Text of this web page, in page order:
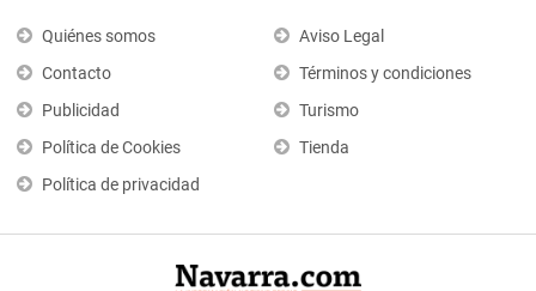
Quiénes somos
Contacto
Publicidad
Política de Cookies
Política de privacidad
Aviso Legal
Términos y condiciones
Turismo
Tienda